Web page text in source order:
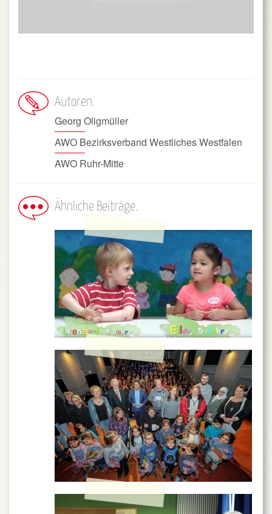
Autoren
Georg Oligmüller
AWO Bezirksverband Westliches Westfalen
AWO Ruhr-Mitte
Ähnliche Beiträge